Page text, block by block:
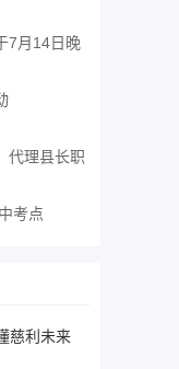
7月14日晚
代理县长职
考点
慈利未来